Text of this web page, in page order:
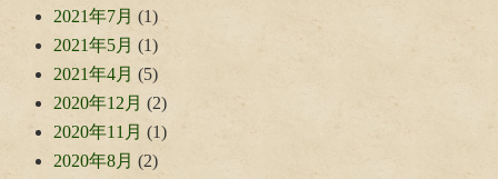
2021年7月 (1)
2021年5月 (1)
2021年4月 (5)
2020年12月 (2)
2020年11月 (1)
2020年8月 (2)